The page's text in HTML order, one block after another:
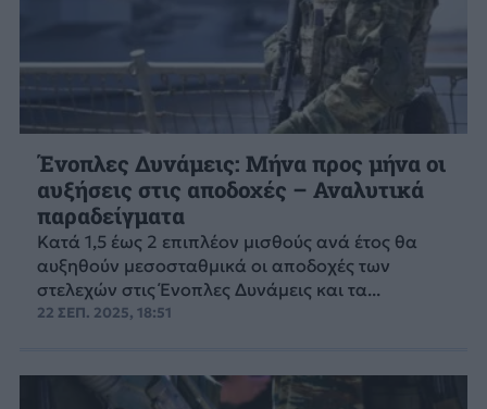
Ένοπλες Δυνάμεις: Μήνα προς μήνα οι
αυξήσεις στις αποδοχές – Αναλυτικά
παραδείγματα
Κατά 1,5 έως 2 επιπλέον μισθούς ανά έτος θα
αυξηθούν μεσοσταθμικά οι αποδοχές των
στελεχών στις Ένοπλες Δυνάμεις και τα...
22 ΣΕΠ. 2025, 18:51